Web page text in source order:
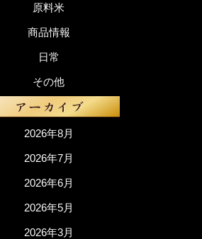
原料米
商品情報
日常
その他
2026年8月
2026年7月
2026年6月
2026年5月
2026年3月